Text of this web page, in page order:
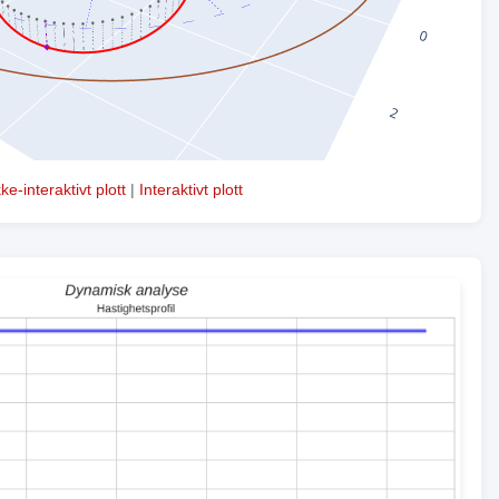
interaktivt plott | Interaktivt plott